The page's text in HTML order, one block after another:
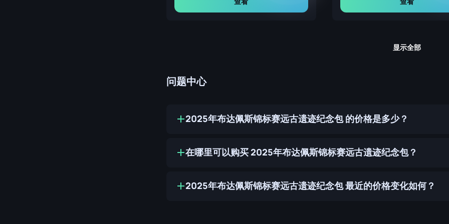
显示全部
问题中心
2025年布达佩斯锦标赛远古遗迹纪念包 的价格是多少？
在哪里可以购买 2025年布达佩斯锦标赛远古遗迹纪念包？
2025年布达佩斯锦标赛远古遗迹纪念包 最近的价格变化如何？